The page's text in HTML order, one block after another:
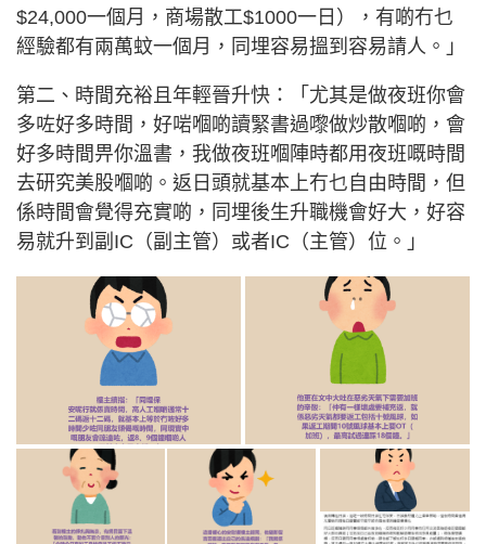
$24,000一個月，商場散工$1000一日），有啲冇乜
經驗都有兩萬蚊一個月，同埋容易搵到容易請人。」
第二、時間充裕且年輕晉升快：「尤其是做夜班你會
多咗好多時間，好啱嗰啲讀緊書過嚟做炒散嗰啲，會
好多時間畀你溫書，我做夜班嗰陣時都用夜班嘅時間
去研究美股嗰啲。返日頭就基本上冇乜自由時間，但
係時間會覺得充實啲，同埋後生升職機會好大，好容
易就升到副IC（副主管）或者IC（主管）位。」